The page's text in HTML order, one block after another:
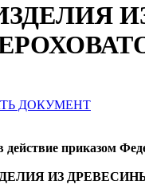
ДОКУМЕНТ
действие приказом
ИЗ